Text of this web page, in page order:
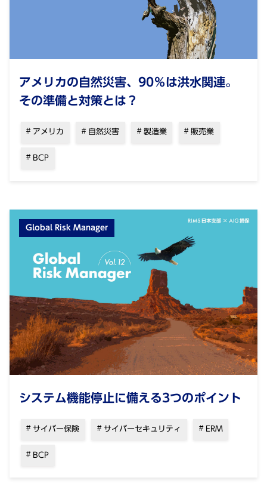
アメリカの⾃然災害、90％は洪⽔関連。
その準備と対策とは？
アメリカ 自然災害 製造業 販売業
BCP
Global Risk Manager
システム機能停⽌に備える3つのポイント
サイバー保険 サイバーセキュリティ ERM
BCP